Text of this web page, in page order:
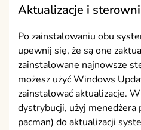
Aktualizacje i
Po zainstalowaniu obu
upewnij się, że są one
zainstalowane najnowsze
możesz użyć Windows
zainstalować aktualizacje.
dystrybucji, użyj menedżera
pacman) do aktualizacji